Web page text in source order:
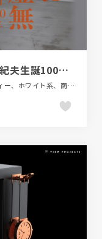
永劫回帰に横たわる虚無三島由紀夫生誕100年＝昭和100年 | ART & GALLERY | GYRE
エレガント、スタイリッシュ、タイポグラフィー、ホワイト系、商業施設・レジャー、施設・店舗サイト